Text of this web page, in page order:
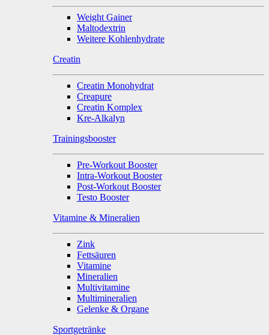
Weight Gainer
Maltodextrin
Weitere Kohlenhydrate
Creatin
Creatin Monohydrat
Creapure
Creatin Komplex
Kre-Alkalyn
Trainingsbooster
Pre-Workout Booster
Intra-Workout Booster
Post-Workout Booster
Testo Booster
Vitamine & Mineralien
Zink
Fettsäuren
Vitamine
Mineralien
Multivitamine
Multimineralien
Gelenke & Organe
Sportgetränke